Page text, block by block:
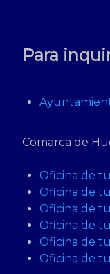
Para
Comarca de
Oficina de
Oficina de
Oficina de
Oficina de
Oficina de
Oficina de